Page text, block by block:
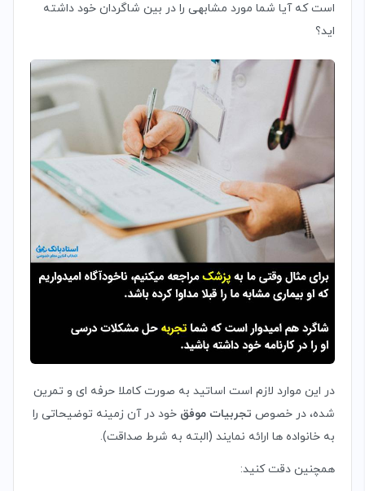
است که آیا شما مورد مشابهی را در بین شاگردان خود داشته
اید؟
در این موارد لازم است اساتید به صورت کاملا حرفه ای و تمرین
شده، در خصوص تجربیات موفق خود در آن زمینه توضیحاتی را
به خانواده ها ارائه نمایند (البته به شرط صداقت).
همچنین دقت کنید: